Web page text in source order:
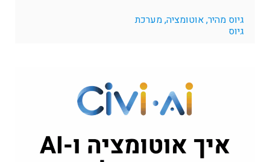
גיוס מהיר, אוטומציה, מערכת
גיוס